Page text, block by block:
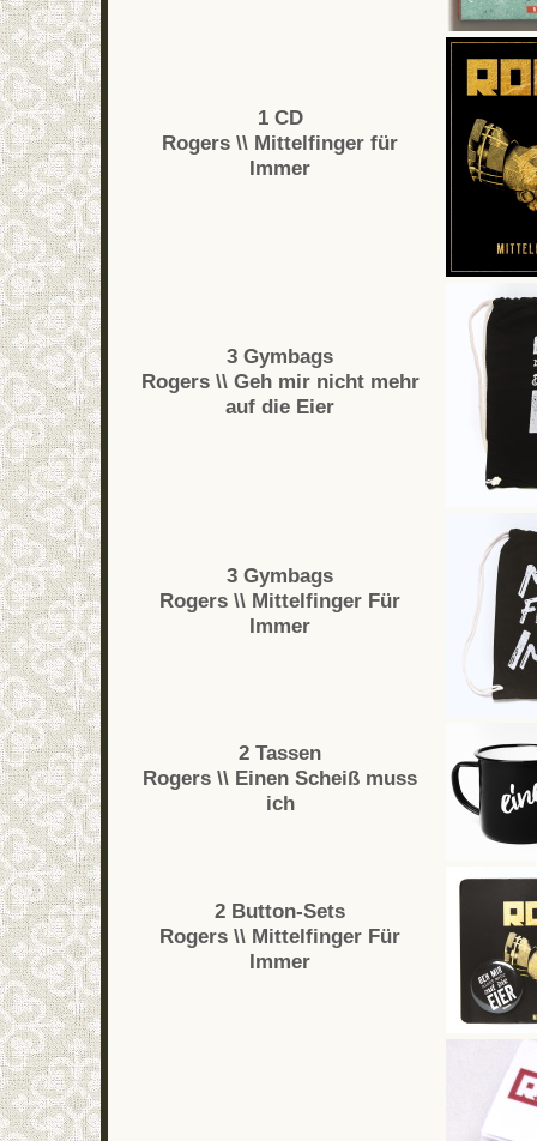
1 CD
Rogers \\ Mittelfinger für
Immer
3 Gymbags
Rogers \\ Geh mir nicht mehr
auf die Eier
3 Gymbags
Rogers \\ Mittelfinger Für
Immer
2 Tassen
Rogers \\ Einen Scheiß muss
ich
2 Button-Sets
Rogers \\ Mittelfinger Für
Immer